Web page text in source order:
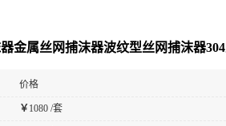
金属丝网捕沫器波纹型丝网捕沫器
价格
￥ 1080 /套